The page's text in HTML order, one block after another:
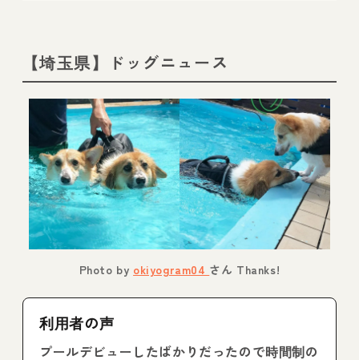
【埼玉県】ドッグニュース
Photo by okiyogram04 さん Thanks!
利用者の声
プールデビューしたばかりだったので時間制の